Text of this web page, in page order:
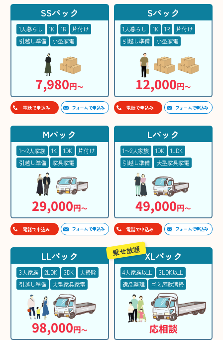
SSパック
1人暮らし 1K 1R
片付け
引越し準備
小型家電
7,980円〜
電話で申込み フォームで申込み
Sパック
1人暮らし 1K 1R
片付け
引越し準備
小型家電
12,000円〜
電話で申込み フォームで申込み
Mパック
1〜2人家族 1K 1DK
片付け
引越し準備
家具家電
29,000円〜
電話で申込み フォームで申込み
Lパック
1〜2人家族 1DK
1LDK
引越し準備
大型家具家電
49,000円〜
電話で申込み フォームで申込み
LLパック
3人家族 2LDK 3DK
大掃除
引越し準備
大型家具家電
98,000円〜
XLパック
4人家族以上
3LDK以上
遺品整理
ゴミ屋敷清掃
応相談
乗せ放題